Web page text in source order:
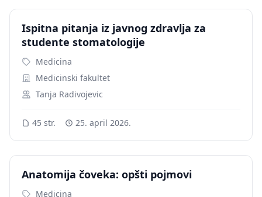
Ispitna pitanja iz javnog zdravlja za
studente stomatologije
Medicina
Medicinski fakultet
Tanja Radivojevic
45 str. 25. april 2026.
Anatomija čoveka: opšti pojmovi
Medicina